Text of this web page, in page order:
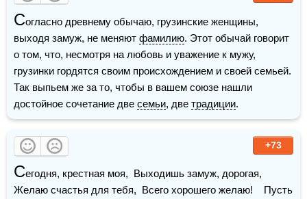
Согласно древнему обычаю, грузинские женщины,
выходя замуж, не меняют фамилию. Этот обычай говорит
о том, что, несмотря на любовь и уважение к мужу,
грузинки гордятся своим происхождением и своей семьей.
Так выпьем же за то, чтобы в вашем союзе нашли
достойное сочетание две семьи, две традиции.
+73
Сегодня, крестная моя,  Выходишь замуж, дорогая,
Желаю счастья для тебя,  Всего хорошего желаю!    Пусть